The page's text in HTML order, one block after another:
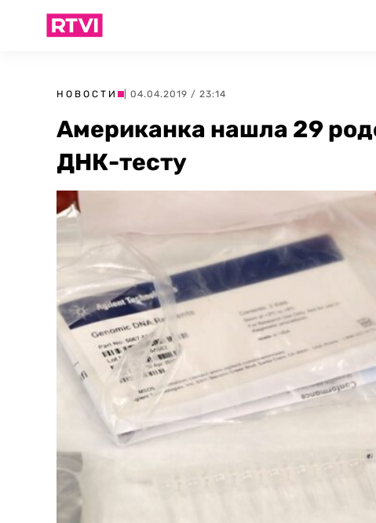
НОВОСТИ | 04.04.2019 / 23:14
Американка нашла 29
ДНК-тесту